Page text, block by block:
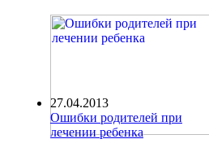
27.04.2013
Ошибки родителей при
лечении ребенка